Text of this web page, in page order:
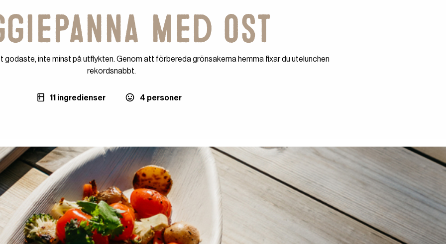
med ost
godaste, inte minst på utflykten. Genom att förbereda grönsakerna hemma fixar du utelunchen
rekordsnabbt.
11 ingredienser 4 personer